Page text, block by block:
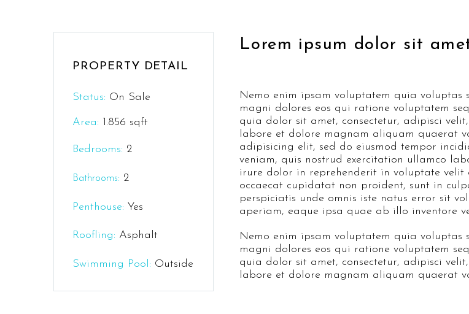
PROPERTY DETAIL
Status: On Sale
Area: 1.856 sqft
Bedrooms: 2
Bathrooms: 2
Penthouse: Yes
Roofling: Asphalt
Swimming Pool: Outside
Lorem ipsum dolor sit
Nemo enim ipsam voluptatem quia
magni dolores eos qui ratione voluptatem
quia dolor sit amet, consectetur, adipisci
labore et dolore magnam aliquam quaerat
adipisicing elit, sed do eiusmod tempor
veniam, quis nostrud exercitation ullamco
irure dolor in reprehenderit in voluptate velit
occaecat cupidatat non proident, sunt in
perspiciatis unde omnis iste natus error sit
aperiam, eaque ipsa quae ab illo inventore
Nemo enim ipsam voluptatem quia
magni dolores eos qui ratione voluptatem
quia dolor sit amet, consectetur, adipisci
labore et dolore magnam aliquam quaerat